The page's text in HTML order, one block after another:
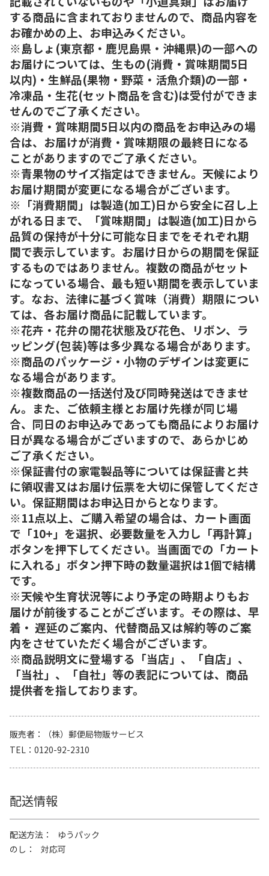
する商品に含まれておりませんので、商品内容を
お確かめの上、お申込みください。
※島しょ(東京都・鹿児島県・沖縄県)の一部への
お届けについては、生もの(消費・賞味期間5日
以内)・生鮮品(果物・野菜・活魚介類)の一部・
冷凍品・生花(セット商品を含む)は受付ができま
せんのでご了承ください。
※消費・賞味期間5日以内の商品をお申込みの場
合は、お届けが消費・賞味期限の最終日になる
ことがありますのでご了承ください。
※青果物のサイズ指定はできません。天候により
お届け期間が変更になる場合がございます。
※「消費期間」は製造(加工)日から安全に召し上
がれる日まで、「賞味期間」は製造(加工)日から
品質の保持が十分に可能な日までをそれぞれ期
間で表示しています。お届け日からの期間を保証
するものではありません。複数の商品がセット
になっている場合、最も短い期間を表示していま
す。なお、法律に基づく賞味（消費）期限につい
ては、各お届け商品に記載しています。
※花卉・花弁の開花状態及び花色、リボン、ラ
ッピング(包装)等は多少異なる場合があります。
※商品のパッケージ・小物のデザインは変更に
なる場合があります。
※複数商品の一括送付及び同時発送はできませ
ん。また、ご依頼主様とお届け先様が同じ場
合、同日のお申込みであっても商品によりお届け
日が異なる場合がございますので、あらかじめ
ご了承ください。
※保証書付の家電製品等については保証書と共
に領収書又はお届け伝票を大切に保管してくださ
い。保証期間はお申込日からとなります。
※11点以上、ご購入希望の場合は、カート画面
で「10+」を選択、必要数量を入力し「再計算」
ボタンを押下してください。当画面での「カート
に入れる」ボタン押下時の数量選択は1個で結構
です。
※天候や生育状況等により予定の時期よりもお
届けが前後することがございます。その際は、早
着・ 遅延のご案内、代替商品又は解約等のご案
内をさせていただく場合がございます。
※商品説明文に登場する「当店」、「自店」、
「当社」、「自社」等の表記については、商品
提供者を指しております。
販売者
（株）郵便局物販サービス
TEL
0120-92-2310
配送情報
配送方法
ゆうパック
のし
対応可